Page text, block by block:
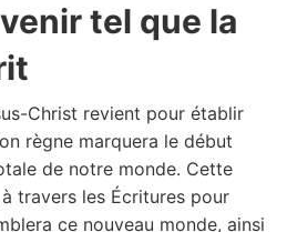
tel que la
Christ revient pour établir
règne marquera le début
de notre monde. Cette
travers les Écritures pour
ce nouveau monde, ainsi